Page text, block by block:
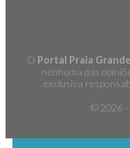
O Portal Praia
nenhuma das
exclusiva
© 2026